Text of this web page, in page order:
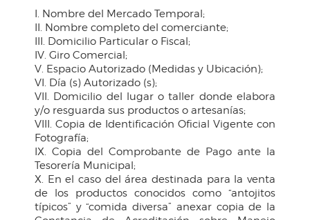
I. Nombre del Mercado Temporal;
II. Nombre completo del comerciante;
III. Domicilio Particular o Fiscal;
IV. Giro Comercial;
V. Espacio Autorizado (Medidas y Ubicación);
VI. Día (s) Autorizado (s);
VII. Domicilio del lugar o taller donde elabora
y/o resguarda sus productos o artesanías;
VIII. Copia de Identificación Oficial Vigente con
Fotografía;
IX. Copia del Comprobante de Pago ante la
Tesorería Municipal;
X. En el caso del área destinada para la venta
de los productos conocidos como “antojitos
típicos” y “comida diversa” anexar copia de la